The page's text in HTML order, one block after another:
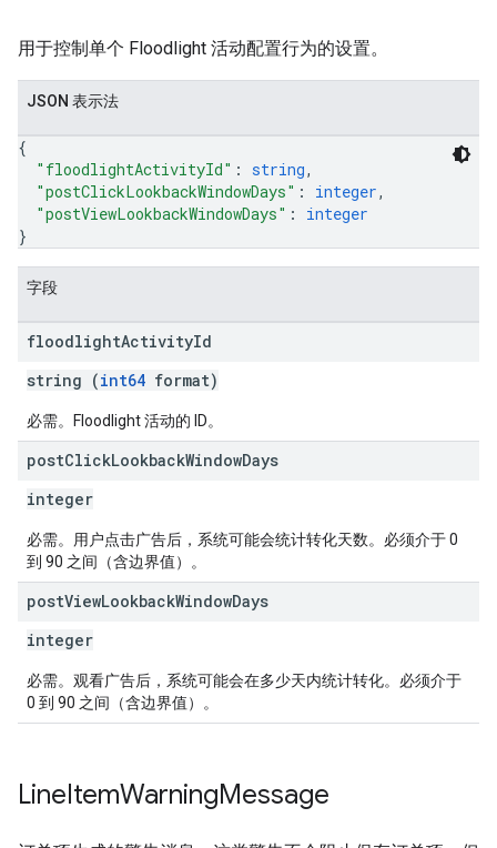
用于控制单个 Floodlight 活动配置行为的设置。
JSON 表示法
{
"floodlightActivityId" : string,
"postClickLookbackWindowDays" : integer,
"postViewLookbackWindowDays" : integer
}
字段
floodlightActivityId
string (int64 format)
必需。Floodlight 活动的 ID。
postClickLookbackWindowDays
integer
必需。用户点击广告后，系统可能会统计转化天数。必须介于 0
到 90 之间（含边界值）。
postViewLookbackWindowDays
integer
必需。观看广告后，系统可能会在多少天内统计转化。必须介于
0 到 90 之间（含边界值）。
LineItemWarningMessage